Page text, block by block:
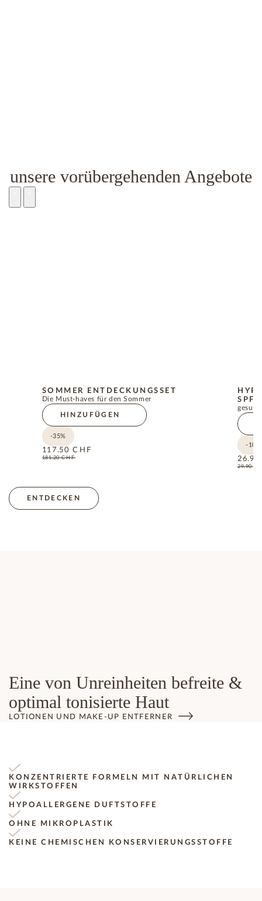
unsere vorübergehenden Angebote
SOMMER ENTDECKUNGSSET
Die Must-haves für den Sommer
HINZUFÜGEN
-35%
117.50 CHF
181.20CHF
-10%
26.90
29.90
ENTDECKEN
Eine von Unreinheiten befreite &
optimal tonisierte Haut
LOTIONEN UND MAKE-UP ENTFERNER
KONZENTRIERTE FORMELN MIT NATÜRLICHEN
WIRKSTOFFEN
HYPOALLERGENE DUFTSTOFFE
OHNE MIKROPLASTIK
KEINE CHEMISCHEN KONSERVIERUNGSSTOFFE